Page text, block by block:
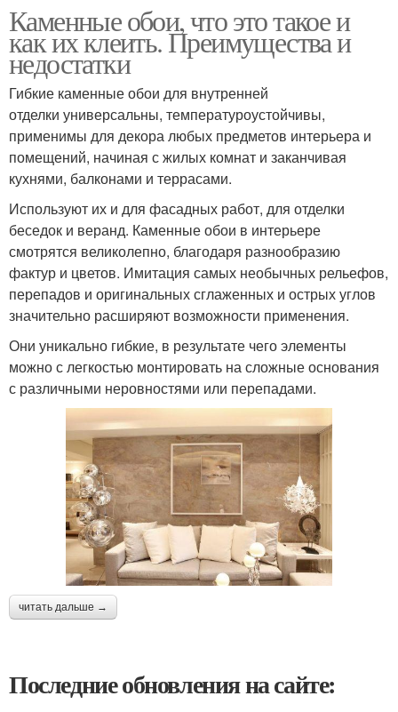
Каменные обои, что это такое и
как их клеить. Преимущества и
недостатки
Гибкие каменные обои для внутренней
отделки универсальны, температуроустойчивы,
применимы для декора любых предметов интерьера и
помещений, начиная с жилых комнат и заканчивая
кухнями, балконами и террасами.
Используют их и для фасадных работ, для отделки
беседок и веранд. Каменные обои в интерьере
смотрятся великолепно, благодаря разнообразию
фактур и цветов. Имитация самых необычных рельефов,
перепадов и оригинальных сглаженных и острых углов
значительно расширяют возможности применения.
Они уникально гибкие, в результате чего элементы
можно с легкостью монтировать на сложные основания
с различными неровностями или перепадами.
читать дальше →
Последние обновления на сайте: